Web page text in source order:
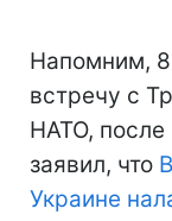
Напомним,
встречу с
НАТО, после
заявил, что
Украине